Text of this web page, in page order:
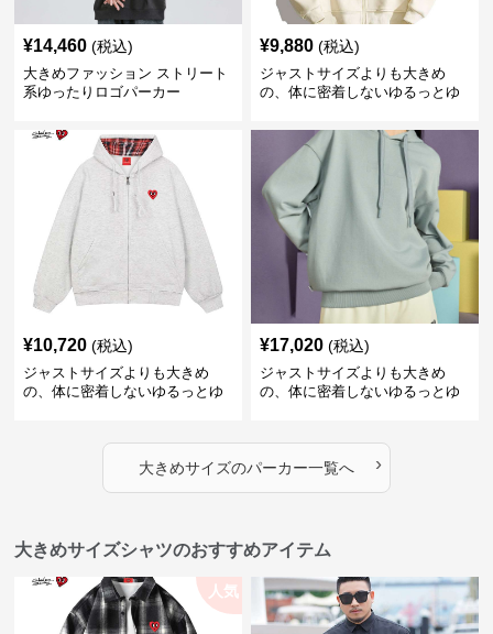
¥14,460 (税込)
大きめファッション ストリート
系ゆったりロゴパーカー
¥9,880 (税込)
ジャストサイズよりも大きめ
の、体に密着しないゆるっとゆ
ゆったりハッピーハート ジップ
アップパーカー
¥10,720 (税込)
ジャストサイズよりも大きめ
の、体に密着しないゆるっとゆ
アップパーカー
¥17,020 (税込)
ジャストサイズよりも大きめ
の、体に密着しないゆるっとゆ
大きめサイズのパーカー一覧へ ›
大きめサイズシャツのおすすめアイテム
人気